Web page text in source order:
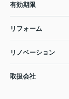
有効期限
リフォーム
リノベーション
取扱会社